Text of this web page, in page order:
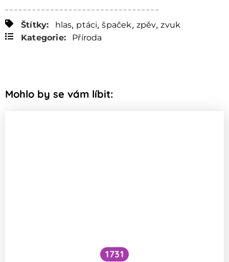
Štítky: hlas, ptáci, špaček, zpěv, zvuk
Kategorie:
Příroda
Mohlo by se vám líbit:
1731